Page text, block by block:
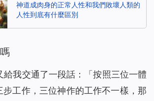
神道成肉身的正常人性和我們敗壞人類的
人性到底有什麼區別
給我交通了一段話：「按照三位一體
步工作，三位神作的工作不一樣，那